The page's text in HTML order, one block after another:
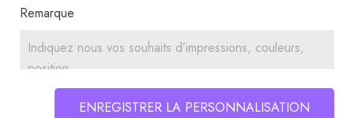
Remarque
ENREGISTRER LA PERSONNALISATION